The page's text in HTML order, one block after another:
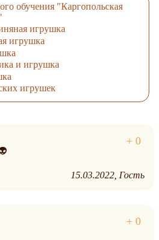
обучения "Каргопольская
игрушка
игрушка
и игрушка
игрушек
15.03.2022 Гость